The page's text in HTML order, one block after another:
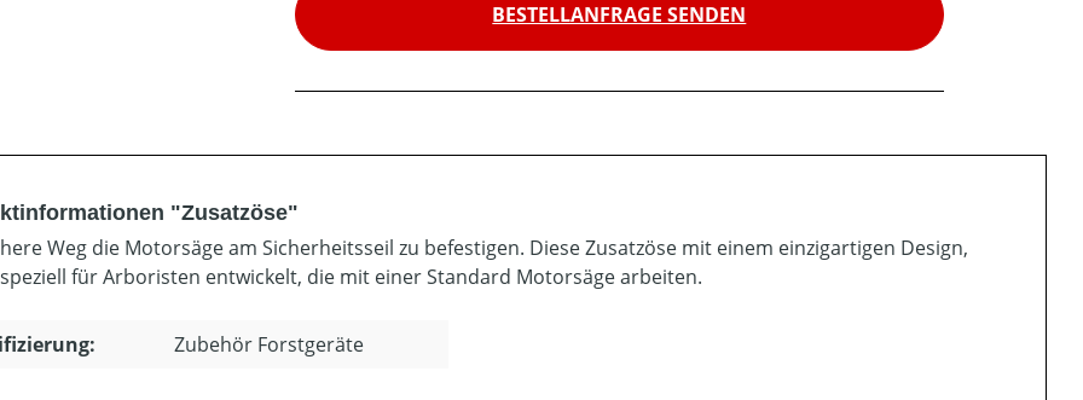
BESTELLANFRAGE SENDEN
"Zusatzöse"
Weg die Motorsäge am Sicherheitsseil zu befestigen. Diese Zusatzöse mit einem einzigartigen Design,
für Arboristen entwickelt, die mit einer Standard Motorsäge arbeiten.
Zubehör Forstgeräte